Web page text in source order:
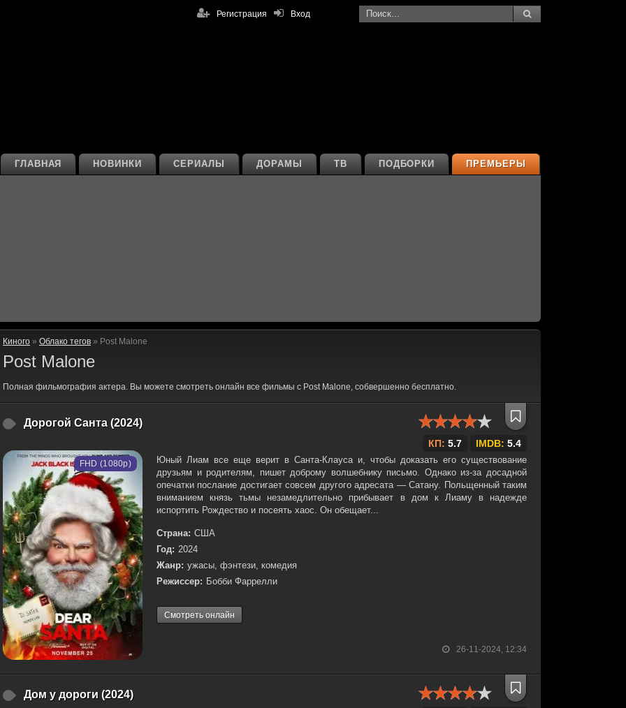
Вход
Регистрация
ПРЕМЬЕРЫ
ПОДБОРКИ
ТВ
ДОРАМЫ
СЕРИАЛЫ
НОВИНКИ
ГЛАВНАЯ
Киного » Облако тегов » Post Malone
Post Malone
Полная фильмография актера. Вы можете смотреть онлайн все фильмы с Post Malone, собвершенно бесплатно.
Дорогой Санта (2024)
КП: 5.7 IMDB: 5.4
26-11-2024, 12:34
FHD (1080p)
Юный Лиам все еще верит в Санта-Клауса и, чтобы доказать его существование
друзьям и родителям, пишет доброму волшебнику письмо. Однако из-за досадной
опечатки послание достигает совсем другого адресата — Сатану. Польщенный таким
вниманием князь тьмы незамедлительно прибывает в дом к Лиаму в надежде
испортить Рождество и посеять хаос. Он обещает...
Страна: США
Год: 2024
Жанр: ужасы, фэнтези, комедия
Режиссер: Бобби Фаррелли
Смотреть онлайн
Дом у дороги (2024)